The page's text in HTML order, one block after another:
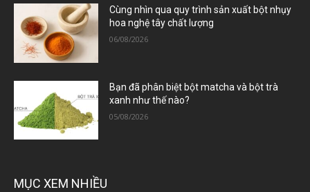
Cùng nhìn qua quy trình sản xuất bột nhụy
hoa nghệ tây chất lượng
06/08/2026
Bạn đã phân biệt bột matcha và bột trà
xanh như thế nào?
05/08/2026
MỤC XEM NHIỀU